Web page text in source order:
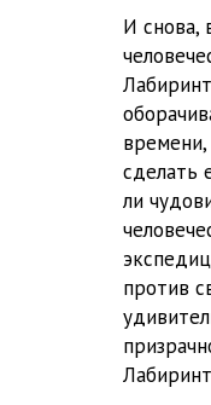
И снова,
сделать
ли
против